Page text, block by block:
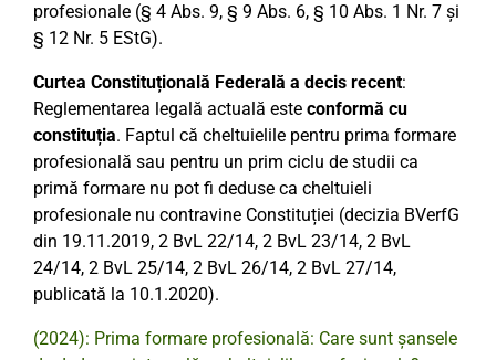
profesionale (§ 4 Abs. 9, § 9 Abs. 6, § 10 Abs. 1 Nr. 7 și
§ 12 Nr. 5 EStG).
Curtea Constituțională Federală a decis recent:
Reglementarea legală actuală este conformă cu
constituția. Faptul că cheltuielile pentru prima formare
profesională sau pentru un prim ciclu de studii ca
primă formare nu pot fi deduse ca cheltuieli
profesionale nu contravine Constituției (decizia BVerfG
din 19.11.2019, 2 BvL 22/14, 2 BvL 23/14, 2 BvL
24/14, 2 BvL 25/14, 2 BvL 26/14, 2 BvL 27/14,
publicată la 10.1.2020).
(2024): Prima formare profesională: Care sunt șansele